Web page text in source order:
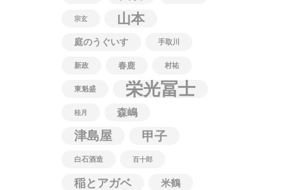
宗玄 山本
庭のうぐいす 手取川
新政 春鹿 村祐
東魁盛 栄光冨士
桂月 森嶋
津島屋 甲子
白石酒造 百十郎
稲とアガベ 米鶴